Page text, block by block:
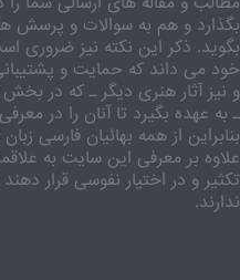
بگذارد و هم به سوالات و پرسش
بگوید. ذکر این نکته نیز ضروری
خود می داند که حمایت و پشتیبانی
و نیز آثار هنری دیگر ـ که در
ـ به عهده بگیرد تا آنان را در
بنابراین از همه بهائیان فارسی
علاوه بر معرفی این سایت به
تکثیر و در اختیار نفوسی قرار
ندارند.